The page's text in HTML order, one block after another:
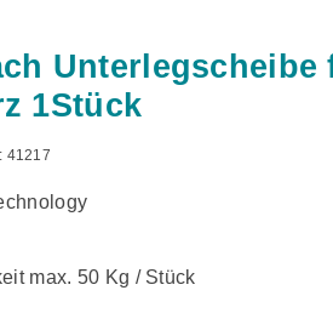
Unterlegscheibe
1Stück
41217
max. 50 Kg / Stück